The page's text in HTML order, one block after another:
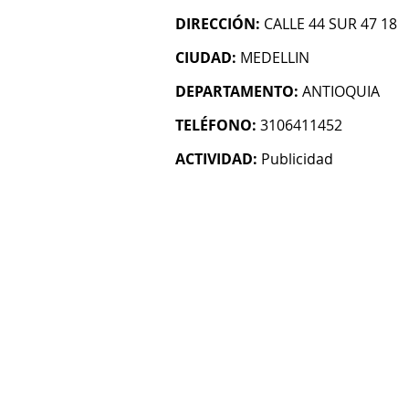
DIRECCIÓN: CALLE 44 SUR 47 18
CIUDAD: MEDELLIN
DEPARTAMENTO: ANTIOQUIA
TELÉFONO: 3106411452
ACTIVIDAD: Publicidad